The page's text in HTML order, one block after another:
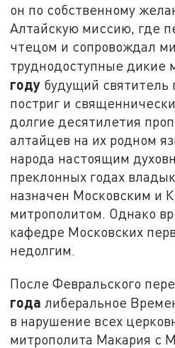
он по собственному
Алтайскую миссию, где
чтецом и сопровождал
труднодоступные дикие
году будущий
постриг и
долгие десятилетия
алтайцев на их родном
народа настоящим
преклонных годах
назначен Московским и
митрополитом. Однако
кафедре Московских
недолгим.
После Февральского
года либеральное
в нарушение всех
митрополита Макария с